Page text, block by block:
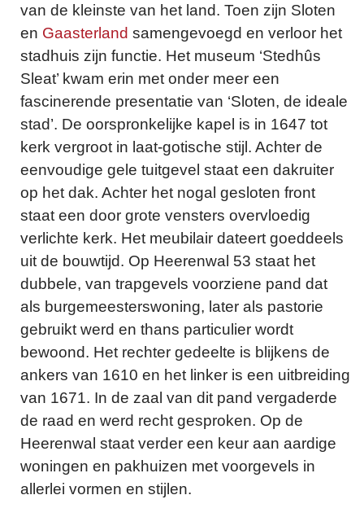
van de kleinste van het land. Toen zijn Sloten
en Gaasterland samengevoegd en verloor het
stadhuis zijn functie. Het museum ‘Stedhûs
Sleat’ kwam erin met onder meer een
fascinerende presentatie van ‘Sloten, de ideale
stad’. De oorspronkelijke kapel is in 1647 tot
kerk vergroot in laat-gotische stijl. Achter de
eenvoudige gele tuitgevel staat een dakruiter
op het dak. Achter het nogal gesloten front
staat een door grote vensters overvloedig
verlichte kerk. Het meubilair dateert goeddeels
uit de bouwtijd. Op Heerenwal 53 staat het
dubbele, van trapgevels voorziene pand dat
als burgemeesterswoning, later als pastorie
gebruikt werd en thans particulier wordt
bewoond. Het rechter gedeelte is blijkens de
ankers van 1610 en het linker is een uitbreiding
van 1671. In de zaal van dit pand vergaderde
de raad en werd recht gesproken. Op de
Heerenwal staat verder een keur aan aardige
woningen en pakhuizen met voorgevels in
allerlei vormen en stijlen.